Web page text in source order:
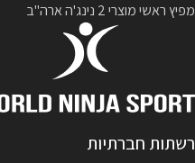
מפיץ ראשי מוצרי 2 נינג'ה ארה"ב
רשתות חברתיות